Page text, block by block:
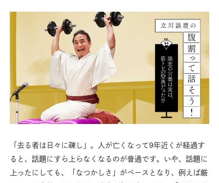
「去る者は日々に疎し」。人が亡くなって9年近くが経過す
ると、話題にすら上らなくなるのが普通です。いや、話題に
上ったにしても、「なつかしさ」がベースとなり、例えば厳